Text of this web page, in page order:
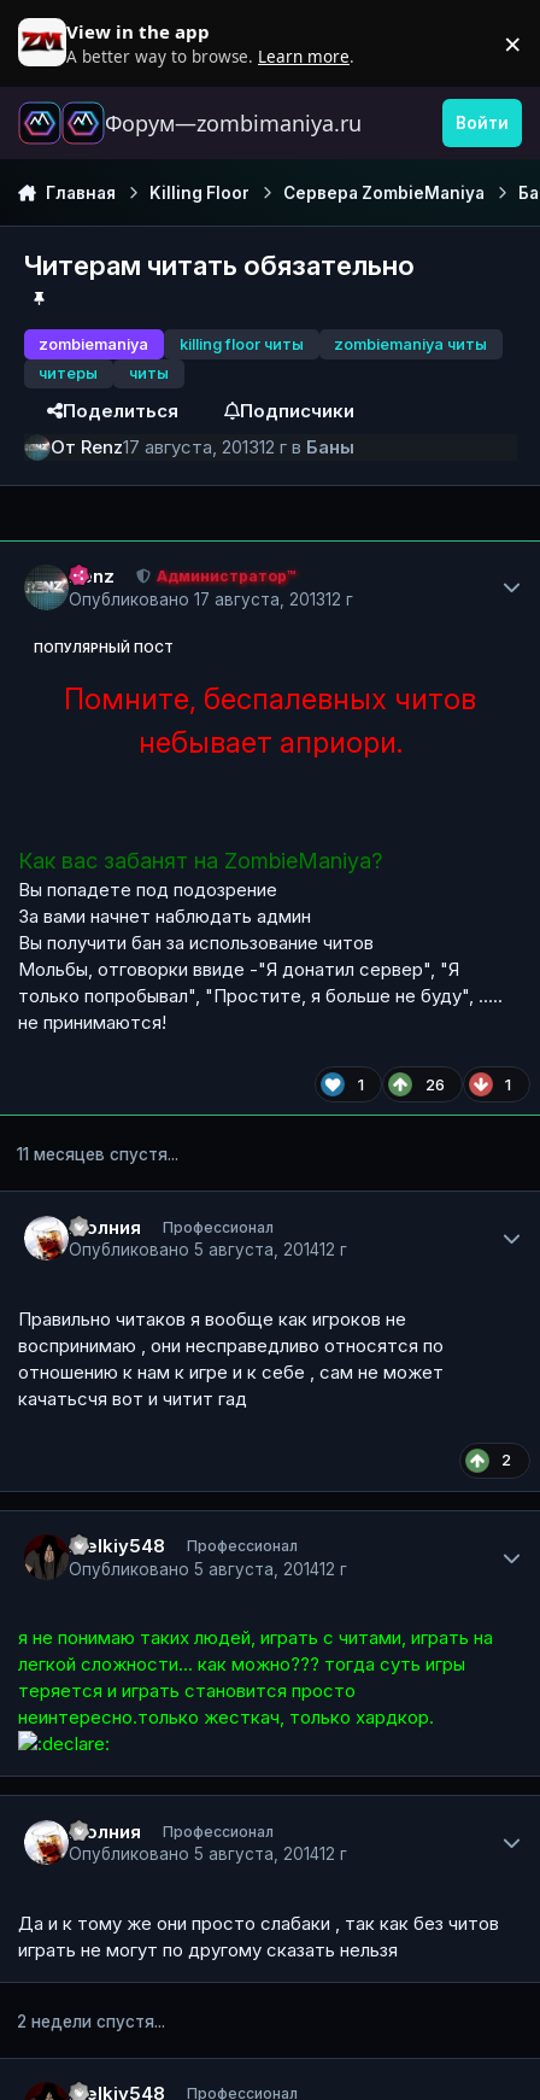
Перейти к содержанию
View in the app
A better way to browse. Learn more. ×
Форум—zombimaniya.ru Войти
Главная Killing Floor Сервера ZombieManiya
Читерам читать обязательно
zombiemaniya killing floor читы
zombiemaniya читы
читеры
читы
Поделиться
Подписчики
От Renz17 августа, 201312 г в Баны
Renz Администратор™
Опубликовано 17 августа, 201312 г
ПОПУЛЯРНЫЙ ПОСТ
Помните, беспалевных читов
небывает априори.
Как вас забанят на ZombieManiya?
Вы попадете под подозрение
За вами начнет наблюдать админ
Вы получити бан за использование читов
Мольбы, отговорки ввиде -"Я донатил сервер", "Я
только попробывал", "Простите, я больше не буду", .....
не принимаются!
1 26 1
11 месяцев спустя...
Молния Профессионал
Опубликовано 5 августа, 201412 г
Правильно читаков я вообще как игроков не
воспринимаю , они несправедливо относятся по
отношению к нам к игре и к себе , сам не может
качатьсчя вот и читит гад
2
melkiy548 Профессионал
Опубликовано 5 августа, 201412 г
я не понимаю таких людей, играть с читами, играть на
легкой сложности... как можно??? тогда суть игры
теряется и играть становится просто
неинтересно.только жесткач, только хардкор.
Молния Профессионал
Опубликовано 5 августа, 201412 г
Да и к тому же они просто слабаки , так как без читов
играть не могут по другому сказать нельзя
2 недели спустя...
melkiy548 Профессионал